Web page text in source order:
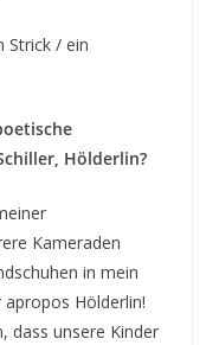
Strick / ein
Hölderlin?
Kameraden
in mein
Hölderlin!
dass unsere Kinder